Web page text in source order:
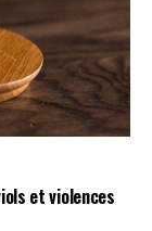
et violences